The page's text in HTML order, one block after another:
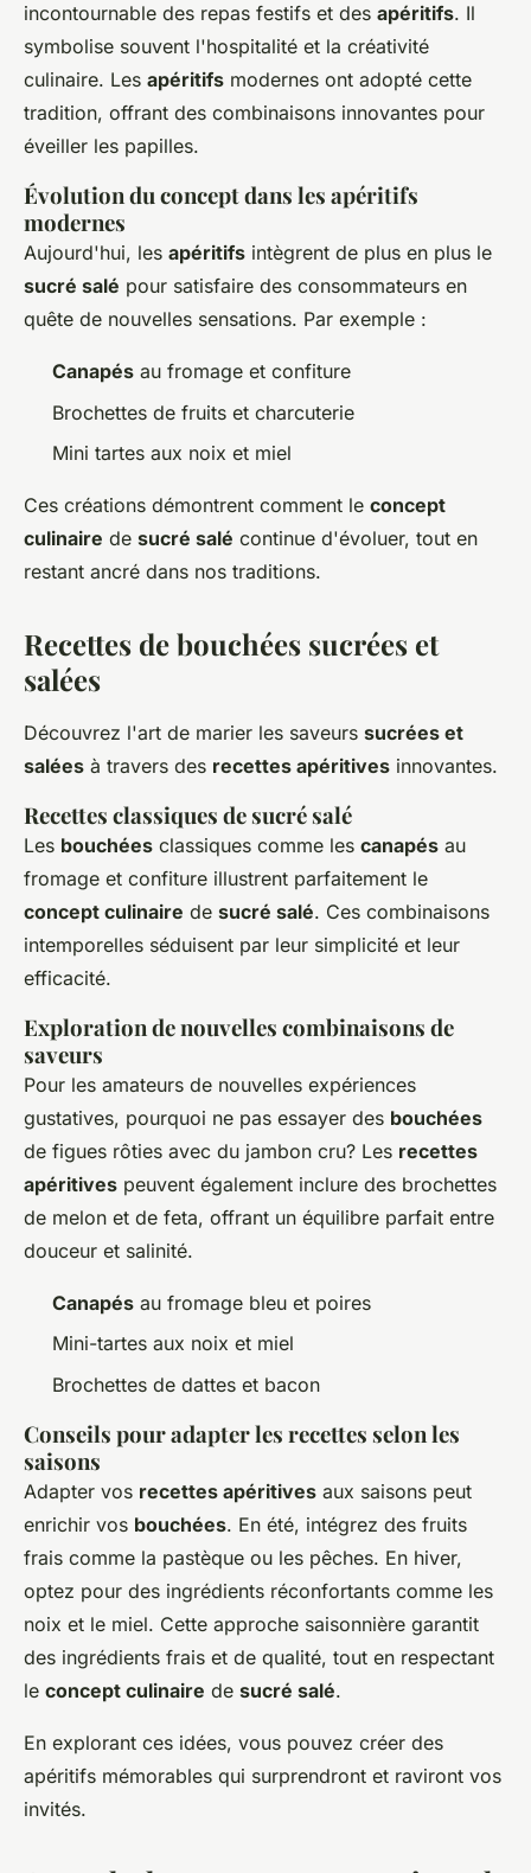
incontournable des repas festifs et des apéritifs. Il
symbolise souvent l'hospitalité et la créativité
culinaire. Les apéritifs modernes ont adopté cette
tradition, offrant des combinaisons innovantes pour
éveiller les papilles.
Évolution du concept dans les apéritifs
modernes
Aujourd'hui, les apéritifs intègrent de plus en plus le
sucré salé pour satisfaire des consommateurs en
quête de nouvelles sensations. Par exemple :
Canapés au fromage et confiture
Brochettes de fruits et charcuterie
Mini tartes aux noix et miel
Ces créations démontrent comment le concept
culinaire de sucré salé continue d'évoluer, tout en
restant ancré dans nos traditions.
Recettes de bouchées sucrées et
salées
Découvrez l'art de marier les saveurs sucrées et
salées à travers des recettes apéritives innovantes.
Recettes classiques de sucré salé
Les bouchées classiques comme les canapés au
fromage et confiture illustrent parfaitement le
concept culinaire de sucré salé. Ces combinaisons
intemporelles séduisent par leur simplicité et leur
efficacité.
Exploration de nouvelles combinaisons de
saveurs
Pour les amateurs de nouvelles expériences
gustatives, pourquoi ne pas essayer des bouchées
de figues rôties avec du jambon cru? Les recettes
apéritives peuvent également inclure des brochettes
de melon et de feta, offrant un équilibre parfait entre
douceur et salinité.
Canapés au fromage bleu et poires
Mini-tartes aux noix et miel
Brochettes de dattes et bacon
Conseils pour adapter les recettes selon les
saisons
Adapter vos recettes apéritives aux saisons peut
enrichir vos bouchées. En été, intégrez des fruits
frais comme la pastèque ou les pêches. En hiver,
optez pour des ingrédients réconfortants comme les
noix et le miel. Cette approche saisonnière garantit
des ingrédients frais et de qualité, tout en respectant
le concept culinaire de sucré salé.
En explorant ces idées, vous pouvez créer des
apéritifs mémorables qui surprendront et raviront vos
invités.